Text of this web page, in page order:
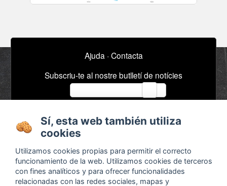
Ajuda · Contacta
Subscriu-te al nostre butlletí de notícies
Sobre
Configurar cookies
Agenda
Anuncis / Feina
Bibliografia
Sí, esta web también utiliza
cookies
Utilizamos cookies propias para permitir el correcto
funcionamiento de la web. Utilizamos cookies de terceros
con fines analíticos y para ofrecer funcionalidades
relacionadas con las redes sociales, mapas y